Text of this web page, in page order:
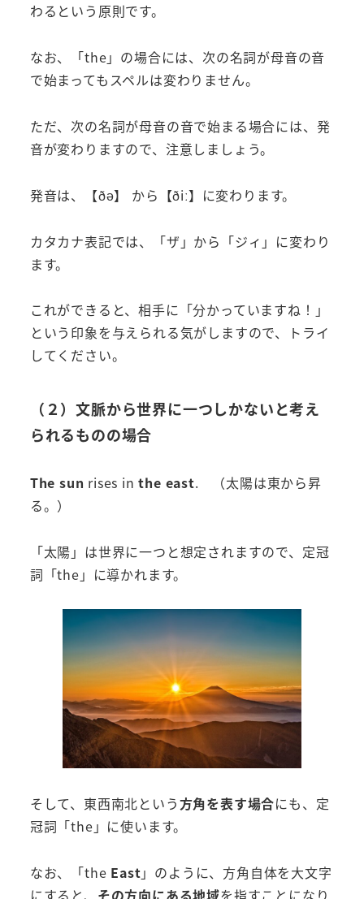
わるという原則です。
なお、「the」の場合には、次の名詞が母音の音
で始まってもスペルは変わりません。
ただ、次の名詞が母音の音で始まる場合には、発
音が変わりますので、注意しましょう。
発音は、【ðə】 から【ðiː】に変わります。
カタカナ表記では、「ザ」から「ジィ」に変わり
ます。
これができると、相手に「分かっていますね！」
という印象を与えられる気がしますので、トライ
してください。
（２）文脈から世界に一つしかないと考え
られるものの場合
The sun rises inthe east. （太陽は東から昇
る。）
「太陽」は世界に一つと想定されますので、定冠
詞「the」に導かれます。
そして、東西南北という方角を表す場合にも、定
冠詞「the」に使います。
なお、「the East」のように、方角自体を大文字
にすると、 その方向にある地域を指すことになり